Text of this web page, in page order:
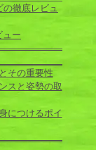
の徹底レビュ
ュー
その重要性
スと姿勢の取
につけるポイ